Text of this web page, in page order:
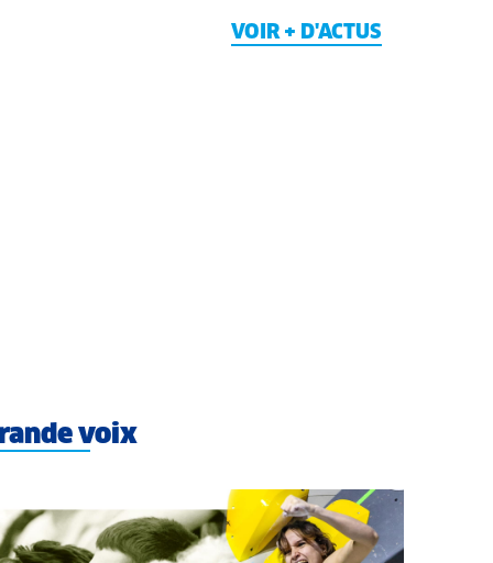
VOIR + D'ACTUS
voix